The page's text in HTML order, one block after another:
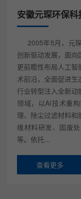
安徽元琛环保
2005年5月，元琛
创新驱动发展，面向
更前瞻性布局人工
术前沿，全面促进
行业转型注入全新
领域，以AI技术重
理、除尘过滤材料
维材料研发、固废
等。依托...
查看更多